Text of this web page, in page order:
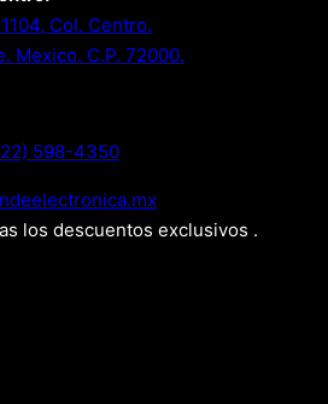
Col. Centro.
Mexico. C.P. 72000.
598-4350
los descuentos exclusivos .